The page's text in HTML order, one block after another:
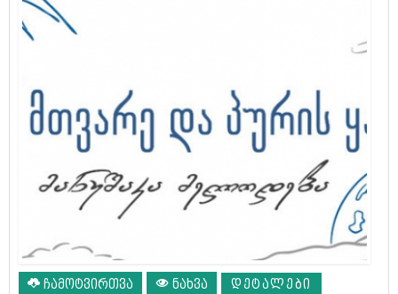
ჩამოტვირთვა ნახვა ᲓᲔᲢᲐᲚᲔᲑᲘ